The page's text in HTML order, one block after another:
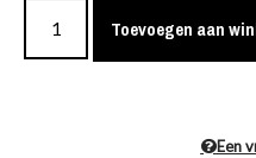
Toevoegen aan
Een